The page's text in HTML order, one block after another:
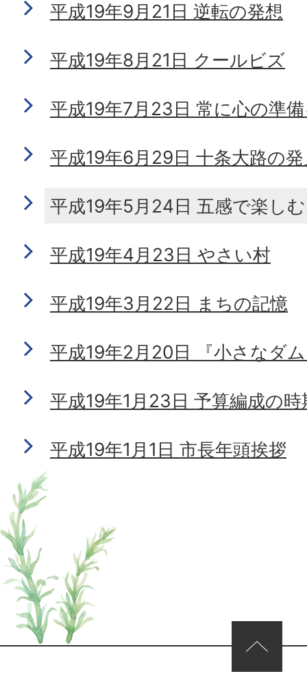
平成19年9月21日 逆転の発想
平成19年8月21日 クールビズ
平成19年7月23日 常に心の準
平成19年6月29日 十条大路の
平成19年5月24日 五感で楽しむ
平成19年4月23日 やさい村
平成19年3月22日 まちの記憶
平成19年2月20日 『小さなダ
平成19年1月23日 予算編成の
平成19年1月1日 市長年頭挨拶
ページの先頭へ